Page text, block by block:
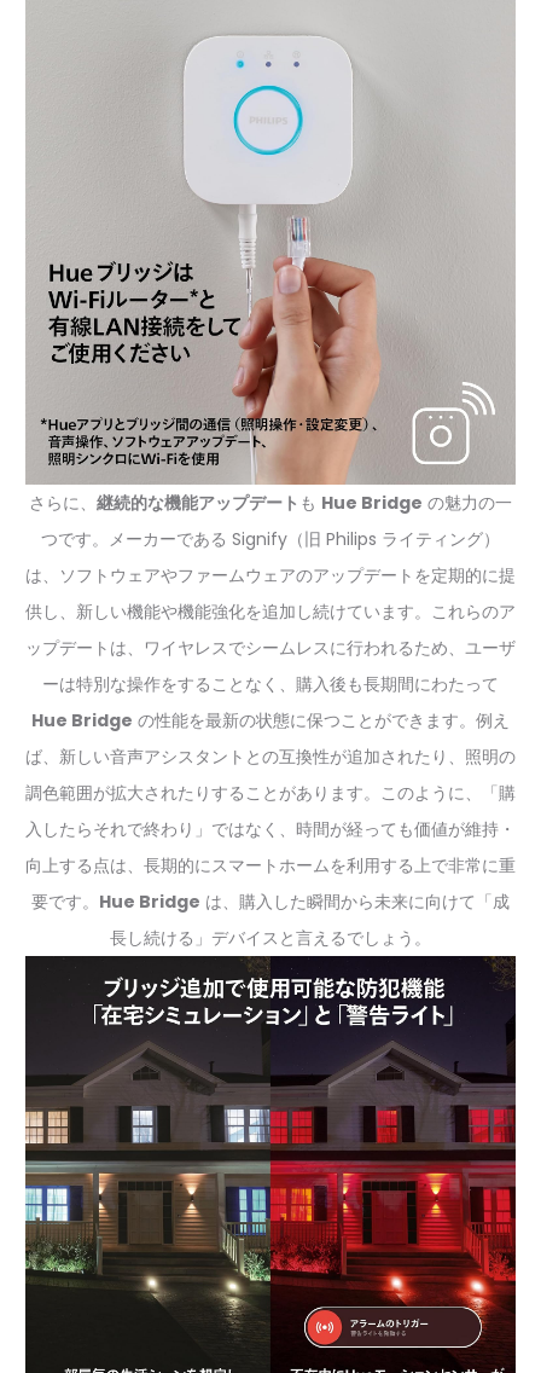
さらに、 継続的な機能アップデート も Hue Bridge の魅力の一
つです。メーカーである Signify（旧 Philips ライティング）
は、ソフトウェアやファームウェアのアップデートを定期的に提
供し、新しい機能や機能強化を追加し続けています。これらのア
ップデートは、ワイヤレスでシームレスに行われるため、ユーザ
ーは特別な操作をすることなく、購入後も長期間にわたって
Hue Bridge の性能を最新の状態に保つことができます。例え
ば、新しい音声アシスタントとの互換性が追加されたり、照明の
調色範囲が拡大されたりすることがあります。このように、「購
入したらそれで終わり」ではなく、時間が経っても価値が維持・
向上する点は、長期的にスマートホームを利用する上で非常に重
要です。 Hue Bridge は、購入した瞬間から未来に向けて「成
長し続ける」デバイスと言えるでしょう。